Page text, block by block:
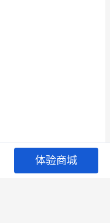
体验商城